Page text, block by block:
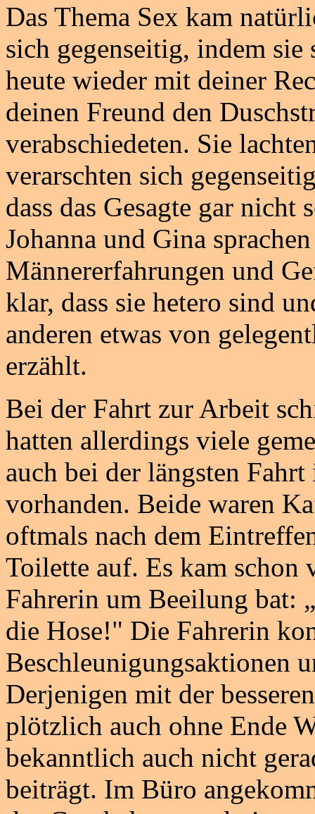
Das Thema Sex kam
sich gegenseitig, indem
heute wieder mit deiner
deinen Freund den
verabschiedeten. Sie
verarschten sich
dass das Gesagte gar nicht
Johanna und Gina
Männererfahrungen und
klar, dass sie hetero sind
anderen etwas von
erzählt.
Bei der Fahrt zur Arbeit
hatten allerdings viele
auch bei der längsten
vorhanden. Beide waren
oftmals nach dem
Toilette auf. Es kam schon
Fahrerin um Beeilung bat:
die Hose!" Die Fahrerin
Beschleunigungsaktionen
Derjenigen mit der
plötzlich auch ohne Ende
bekanntlich auch nicht
beiträgt. Im Büro